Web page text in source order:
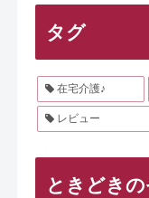
タグ
在宅介護♪
レビュー
ときどき